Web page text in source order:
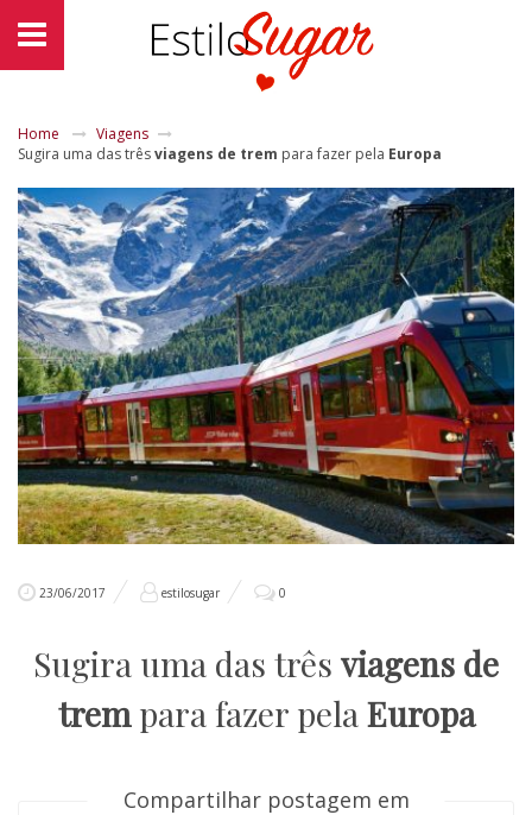
Home
Viagens
Sugira uma das trêsviagens de trem para fazer pela Europa
23/06/2017 estilosugar 0
Sugira uma das três viagens de
trempara fazer pelaEuropa
Compartilhar postagem em